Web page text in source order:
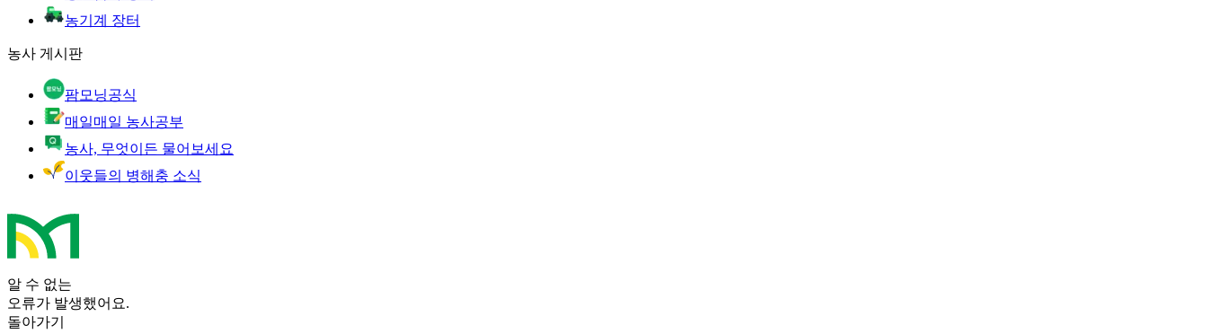
농기계 장터
농사 게시판
팜모닝공식
매일매일 농사공부
농사, 무엇이든 물어보세요
이웃들의 병해충 소식
알 수 없는
오류가 발생했어요.
돌아가기